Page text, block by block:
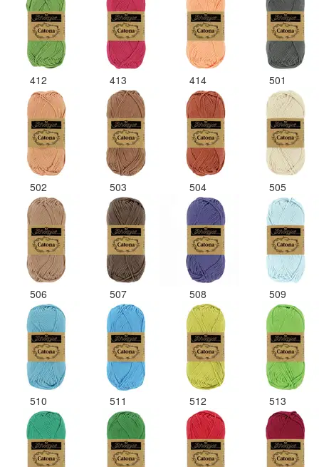
412 413 414 501
502 503 504 505
506 507 508 509
510 511 512 513